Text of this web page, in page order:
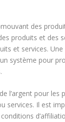
des
produits et des
et services.
système pour
l’argent pour
services. Il est